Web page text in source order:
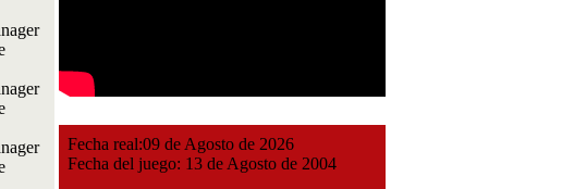
Fecha real:09 de Agosto de 2026
Fecha del juego: 13 de Agosto de 2004